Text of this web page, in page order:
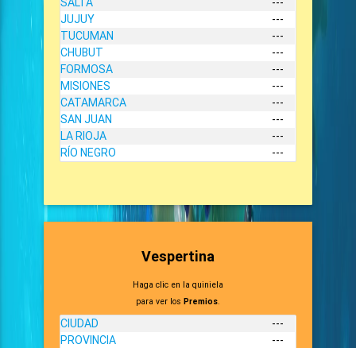
JUJUY
---
TUCUMAN
---
CHUBUT
---
FORMOSA
---
MISIONES
---
CATAMARCA
---
SAN JUAN
---
LA RIOJA
---
RÍO NEGRO
---
Vespertina
Haga clic en la quiniela
para ver los Premios.
CIUDAD
---
PROVINCIA
---